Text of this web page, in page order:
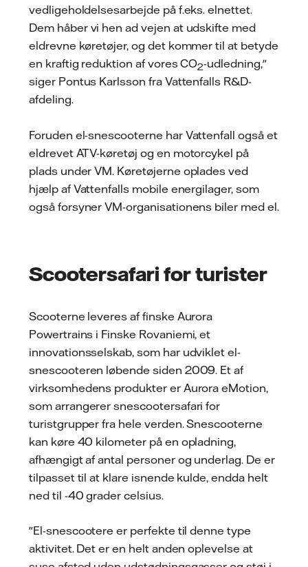
vedligeholdelsesarbejde på f.eks. elnettet.
Dem håber vi hen ad vejen at udskifte med
eldrevne køretøjer, og det kommer til at betyde
en kraftig reduktion af vores CO2-udledning,"
siger Pontus Karlsson fra Vattenfalls R&D-
afdeling.
Foruden el-snescooterne har Vattenfall også et
eldrevet ATV-køretøj og en motorcykel på
plads under VM. Køretøjerne oplades ved
hjælp af Vattenfalls mobile energilager, som
også forsyner VM-organisationens biler med el.
Scootersafari for turister
Scooterne leveres af finske Aurora
Powertrains i Finske Rovaniemi, et
innovationsselskab, som har udviklet el-
snescooteren løbende siden 2009. Et af
virksomhedens produkter er Aurora eMotion,
som arrangerer snescootersafari for
turistgrupper fra hele verden. Snescooterne
kan køre 40 kilometer på en opladning,
afhængigt af antal personer og underlag. De er
tilpasset til at klare isnende kulde, endda helt
ned til -40 grader celsius.
"El-snescootere er perfekte til denne type
aktivitet. Det er en helt anden oplevelse at